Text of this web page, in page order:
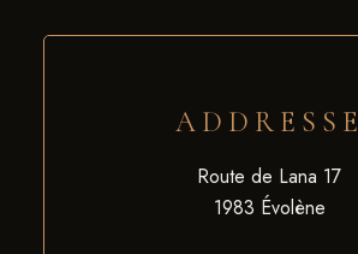
ADDRESSE
Route de Lana 17
1983 Évolène